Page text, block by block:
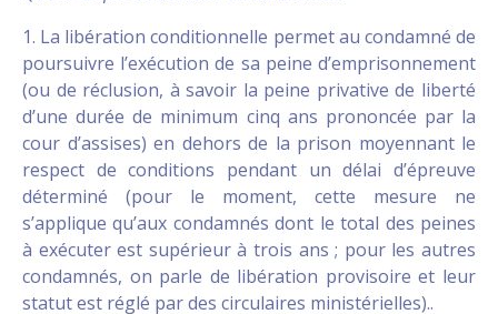
1. La libération conditionnelle permet au condamné de
poursuivre l’exécution de sa peine d’emprisonnement
(ou de réclusion, à savoir la peine privative de liberté
d’une durée de minimum cinq ans prononcée par la
cour d’assises) en dehors de la prison moyennant le
respect de conditions pendant un délai d’épreuve
déterminé (pour le moment, cette mesure ne
s’applique qu’aux condamnés dont le total des peines
à exécuter est supérieur à trois ans ; pour les autres
condamnés, on parle de libération provisoire et leur
statut est réglé par des circulaires ministérielles)..